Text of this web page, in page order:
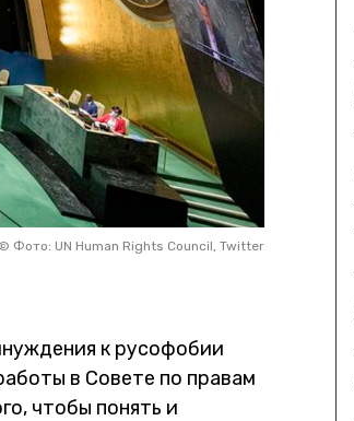
© Фото: UN Human Rights Council, Twitter
к русофобии
в Совете по правам
чтобы понять и